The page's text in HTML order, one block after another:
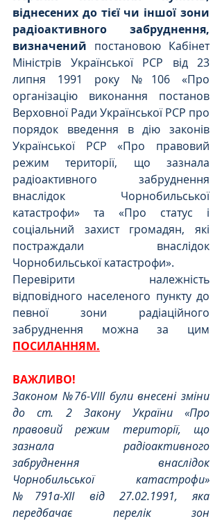
віднесених до тієї чи іншої зони
радіоактивного забруднення,
визначений постановою Кабінет
Міністрів Української РСР від 23
липня 1991 року №106 «Про
організацію виконання постанов
Верховної Ради Української РСР про
порядок введення в дію законів
Української РСР «Про правовий
режим території, що зазнала
радіоактивного забруднення
внаслідок Чорнобильської
катастрофи» та «Про статус і
соціальний захист громадян, які
постраждали внаслідок
Чорнобильської катастрофи».
Перевірити належність
відповідного населеного пункту до
певної зони радіаційного
ПОСИЛАННЯМ.
ВАЖЛИВО!
Законом №76-VIII були внесені зміни
до ст. 2 Закону України «Про
правовий режим території, що
зазнала радіоактивного
забруднення внаслідок
Чорнобильської катастрофи»
№791а-XII від 27.02.1991, яка
передбачає перелік зон